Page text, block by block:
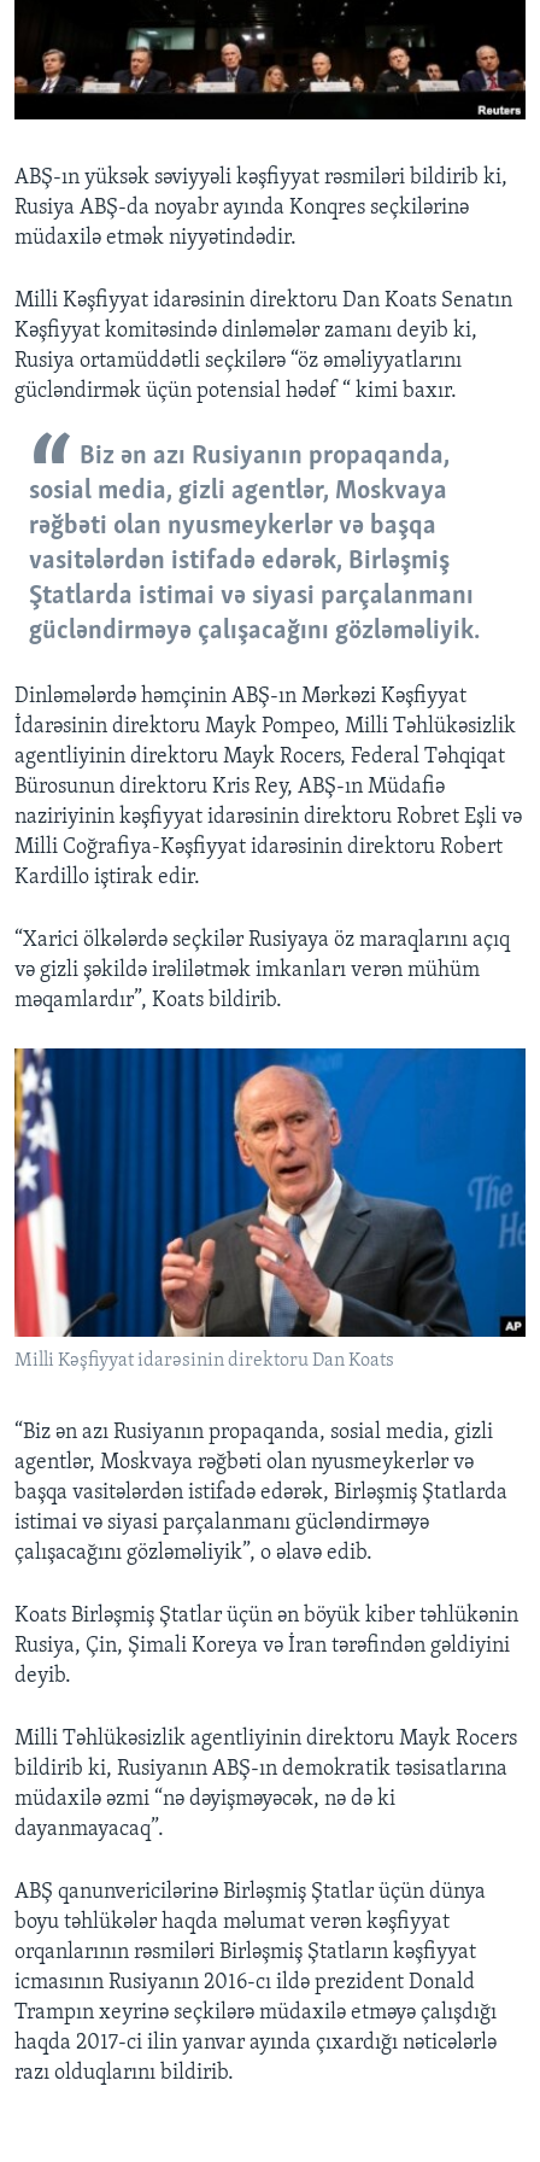
BIZI IZLƏYIN
Dillər
ABŞ-ın yüksək səviyyəli kəşfiyyat rəsmiləri bildirib ki,
Rusiya ABŞ-da noyabr ayında Konqres seçkilərinə
müdaxilə etmək niyyətindədir.
Milli Kəşfiyyat idarəsinin direktoru Dan Koats Senatın
Kəşfiyyat komitəsində dinləmələr zamanı deyib ki,
Rusiya ortamüddətli seçkilərə “öz əməliyyatlarını
gücləndirmək üçün potensial hədəf “ kimi baxır.
Biz ən azı Rusiyanın propaqanda,
sosial media, gizli agentlər, Moskvaya
rəğbəti olan nyusmeykerlər və başqa
vasitələrdən istifadə edərək, Birləşmiş
Ştatlarda istimai və siyasi parçalanmanı
gücləndirməyə çalışacağını gözləməliyik.
Dinləmələrdə həmçinin ABŞ-ın Mərkəzi Kəşfiyyat
İdarəsinin direktoru Mayk Pompeo, Milli Təhlükəsizlik
agentliyinin direktoru Mayk Rocers, Federal Təhqiqat
Bürosunun direktoru Kris Rey, ABŞ-ın Müdafiə
naziriyinin kəşfiyyat idarəsinin direktoru Robret Eşli və
Milli Coğrafiya-Kəşfiyyat idarəsinin direktoru Robert
Kardillo iştirak edir.
“Xarici ölkələrdə seçkilər Rusiyaya öz maraqlarını açıq
və gizli şəkildə irəlilətmək imkanları verən mühüm
məqamlardır”, Koats bildirib.
Milli Kəşfiyyat idarəsinin direktoru Dan Koats
“Biz ən azı Rusiyanın propaqanda, sosial media, gizli
agentlər, Moskvaya rəğbəti olan nyusmeykerlər və
başqa vasitələrdən istifadə edərək, Birləşmiş Ştatlarda
istimai və siyasi parçalanmanı gücləndirməyə
çalışacağını gözləməliyik”, o əlavə edib.
Koats Birləşmiş Ştatlar üçün ən böyük kiber təhlükənin
Rusiya, Çin, Şimali Koreya və İran tərəfindən gəldiyini
deyib.
Milli Təhlükəsizlik agentliyinin direktoru Mayk Rocers
bildirib ki, Rusiyanın ABŞ-ın demokratik təsisatlarına
müdaxilə əzmi “nə dəyişməyəcək, nə də ki
dayanmayacaq”.
ABŞ qanunvericilərinə Birləşmiş Ştatlar üçün dünya
boyu təhlükələr haqda məlumat verən kəşfiyyat
orqanlarının rəsmiləri Birləşmiş Ştatların kəşfiyyat
icmasının Rusiyanın 2016-cı ildə prezident Donald
Trampın xeyrinə seçkilərə müdaxilə etməyə çalışdığı
haqda 2017-ci ilin yanvar ayında çıxardığı nəticələrlə
razı olduqlarını bildirib.